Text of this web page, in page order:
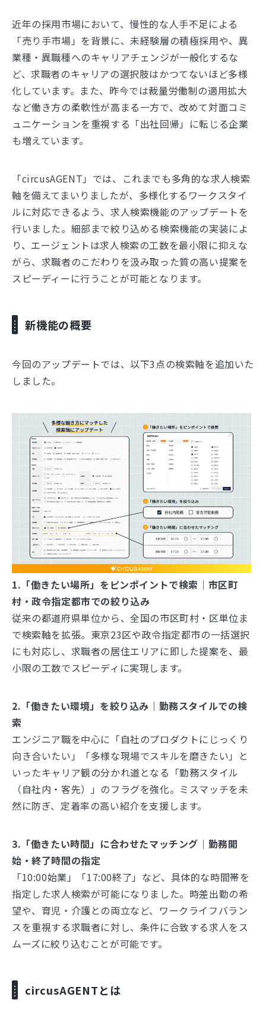
近年の採用市場において、慢性的な人手不足による
「売り手市場」を背景に、未経験層の積極採用や、異
業種・異職種へのキャリアチェンジが一般化するな
ど、求職者のキャリアの選択肢はかつてないほど多様
化しています。また、昨今では裁量労働制の適用拡大
など働き方の柔軟性が高まる一方で、改めて対面コミ
ュニケーションを重視する「出社回帰」に転じる企業
も増えています。
「circusAGENT」では、これまでも多角的な求人検索
軸を備えてまいりましたが、多様化するワークスタイ
ルに対応できるよう、求人検索機能のアップデートを
行いました。細部まで絞り込める検索機能の実装によ
り、エージェントは求人検索の工数を最小限に抑えな
がら、求職者のこだわりを汲み取った質の高い提案を
スピーディーに行うことが可能となります。
新機能の概要
今回のアップデートでは、以下3点の検索軸を追加いた
しました。
1.「働きたい場所」をピンポイントで検索｜市区町
村・政令指定都市での絞り込み
従来の都道府県単位から、全国の市区町村・区単位ま
で検索軸を拡張。東京23区や政令指定都市の一括選択
にも対応し、求職者の居住エリアに即した提案を、最
小限の工数でスピーディに実現します。
2.「働きたい環境」を絞り込み｜勤務スタイルでの検
索
エンジニア職を中心に「自社のプロダクトにじっくり
向き合いたい」「多様な現場でスキルを磨きたい」と
いったキャリア観の分かれ道となる「勤務スタイル
（自社内・客先）」のフラグを強化。ミスマッチを未
然に防ぎ、定着率の高い紹介を支援します。
3.「働きたい時間」に合わせたマッチング｜勤務開
始・終了時間の指定
「10:00始業」「17:00終了」など、具体的な時間帯を
指定した求人検索が可能になりました。時差出勤の希
望や、育児・介護との両立など、ワークライフバラン
スを重視する求職者に対し、条件に合致する求人をス
ムーズに絞り込むことが可能です。
circusAGENTとは